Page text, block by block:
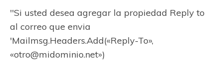
''Si usted desea agregar la propiedad Reply to
al correo que envia
'Mailmsg.Headers.Add(«Reply-To»,
«otro@midominio.net»)